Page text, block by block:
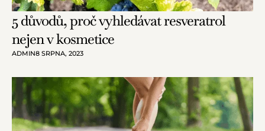
5 důvodů, proč vyhledávat resveratrol
nejen v kosmetice
ADMIN8 SRPNA, 2023